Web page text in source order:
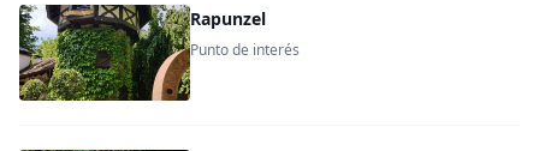
Rapunzel
Punto de interés